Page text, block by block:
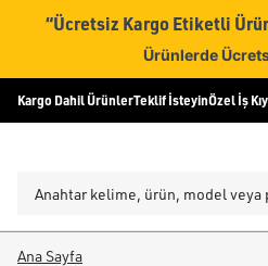
“Ücretsiz Kargo Etiketli
Ürünlerde
Kargo Dahil ÜrünlerTeklif İsteyinÖzel İş
Ana Sayfa